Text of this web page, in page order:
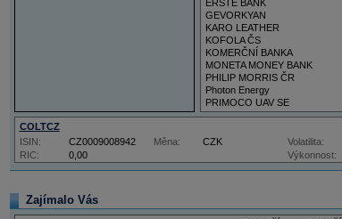
ERSTE BANK
GEVORKYAN
KARO LEATHER
KOFOLA ČS
KOMERČNÍ BANKA
MONETA MONEY BANK
PHILIP MORRIS ČR
Photon Energy
PRIMOCO UAV SE
VIG
COLTCZ
RIC: 0,00
ISIN: CZ0009008942 Měna: CZK Volatilita:
Výkonnost:
Zajímalo Vás